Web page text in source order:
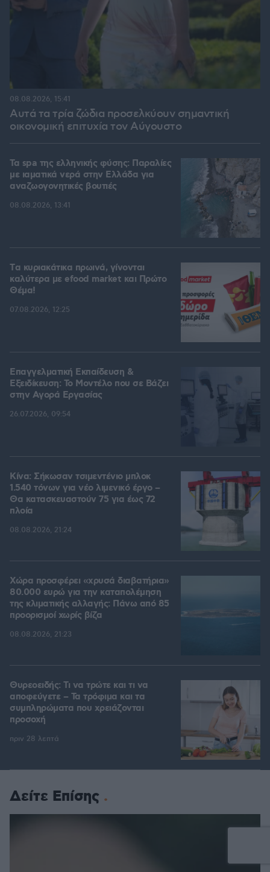
Αυτά τα τρία ζώδια προσελκύουν σημαντική
οικονομική επιτυχία τον Αύγουστο
08.08.2026, 15:41
Τα spa της ελληνικής φύσης: Παραλίες
με ιαματικά νερά στην Ελλάδα για
αναζωογονητικές βουτιές
08.08.2026, 13:41
Tα κυριακάτικα πρωινά, γίνονται
καλύτερα με efood market και Πρώτο
Θέμα!
07.08.2026, 12:25
Επαγγελματική Εκπαίδευση &
Εξειδίκευση: Το Mοντέλο που σε Bάζει
στην Aγορά Eργασίας
26.07.2026, 09:54
Κίνα: Σήκωσαν τσιμεντένιο μπλοκ
1.540 τόνων για νέο λιμενικό έργο –
Θα κατασκευαστούν 75 για έως 72
πλοία
08.08.2026, 21:24
Χώρα προσφέρει «χρυσά διαβατήρια»
80.000 ευρώ για την καταπολέμηση
της κλιματικής αλλαγής: Πάνω από 85
προορισμοί χωρίς βίζα
08.08.2026, 21:23
Θυρεοειδής: Τι να τρώτε και τι να
αποφεύγετε – Τα τρόφιμα και τα
συμπληρώματα που χρειάζονται
προσοχή
πριν 28 λεπτά
Δείτε Επίσης